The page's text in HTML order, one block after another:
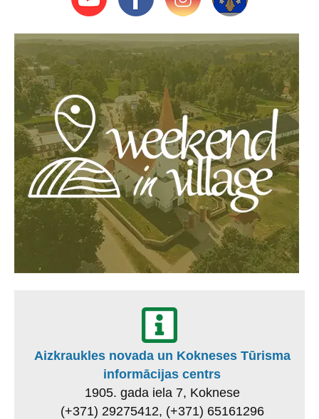
Aizkraukles novada un Kokneses Tūrisma
informācijas centrs
1905. gada iela 7, Koknese
(+371) 29275412, (+371) 65161296